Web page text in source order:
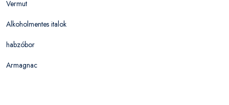
Vermut
Alkoholmentes italok
habzóbor
Armagnac